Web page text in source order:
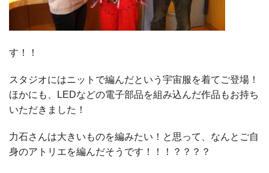
す！！
スタジオにはニットで編んだという宇宙服を着てご登場！
ほかにも、LEDなどの電子部品を組み込んだ作品もお持ち
いただきました！
力石さんは大きいものを編みたい！と思って、なんとご自
身のアトリエを編んだそうです！！！？？？？